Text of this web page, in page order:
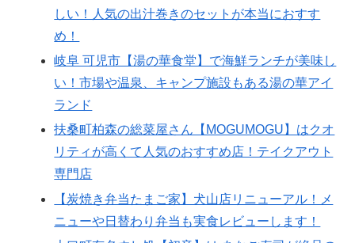
しい！人気の出汁巻きのセットが本当におすす
め！
岐阜 可児市【湯の華食堂】で海鮮ランチが美味し
い！市場や温泉、キャンプ施設もある湯の華アイ
ランド
扶桑町柏森の総菜屋さん【MOGUMOGU】はクオ
リティが高くて人気のおすすめ店！テイクアウト
専門店
【炭焼き弁当たまご家】犬山店リニューアル！メ
ニューや日替わり弁当も実食レビューします！